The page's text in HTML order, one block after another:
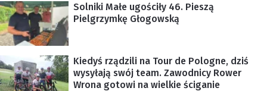
Solniki Małe ugościły 46. Pieszą
Pielgrzymkę Głogowską
Kiedyś rządzili na Tour de Pologne, dziś
wysyłają swój team. Zawodnicy Rower
Wrona gotowi na wielkie ściganie